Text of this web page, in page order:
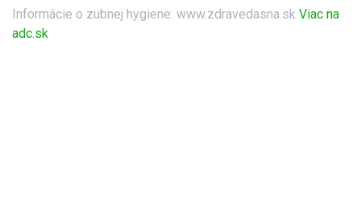
Informácie o zubnej hygiene: www.zdravedasna.sk Viac na
adc.sk